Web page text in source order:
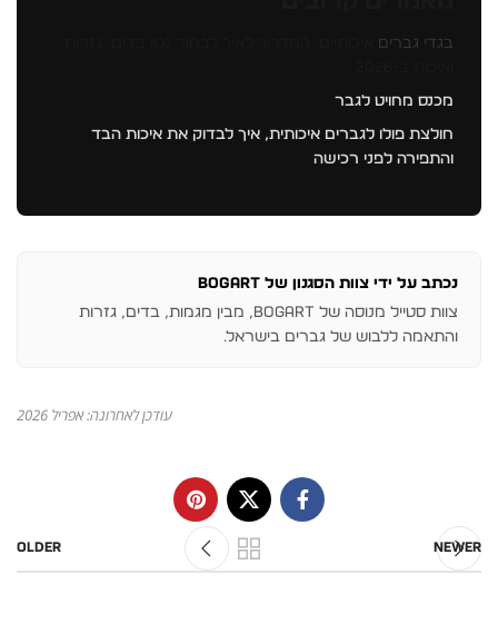
בגדי גברים
מכנס מחויט לגבר
חולצת פולו לגברים איכותית, איך לבדוק את איכות הבד
והתפירה לפני רכישה
נכתב על ידי צוות הסגנון של BOGART
צוות סטייל מנוסה של BOGART, מבין מגמות, בדים, גזרות
והתאמה ללבוש של גברים בישראל.
עודכן לאחרונה: אפריל 2026
Newer
Older